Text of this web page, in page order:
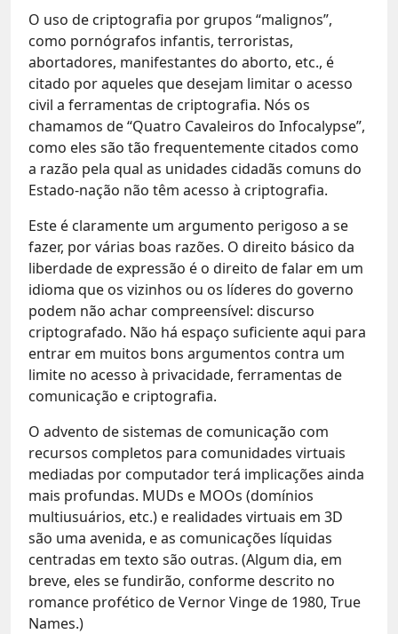
O uso de criptografia por grupos “malignos”,
como pornógrafos infantis, terroristas,
abortadores, manifestantes do aborto, etc., é
citado por aqueles que desejam limitar o acesso
civil a ferramentas de criptografia. Nós os
chamamos de “Quatro Cavaleiros do Infocalypse”,
como eles são tão frequentemente citados como
a razão pela qual as unidades cidadãs comuns do
Estado-nação não têm acesso à criptografia.
Este é claramente um argumento perigoso a se
fazer, por várias boas razões. O direito básico da
liberdade de expressão é o direito de falar em um
idioma que os vizinhos ou os líderes do governo
podem não achar compreensível: discurso
criptografado. Não há espaço suficiente aqui para
entrar em muitos bons argumentos contra um
limite no acesso à privacidade, ferramentas de
comunicação e criptografia.
O advento de sistemas de comunicação com
recursos completos para comunidades virtuais
mediadas por computador terá implicações ainda
mais profundas. MUDs e MOOs (domínios
multiusuários, etc.) e realidades virtuais em 3D
são uma avenida, e as comunicações líquidas
centradas em texto são outras. (Algum dia, em
breve, eles se fundirão, conforme descrito no
romance profético de Vernor Vinge de 1980, True
Names.)